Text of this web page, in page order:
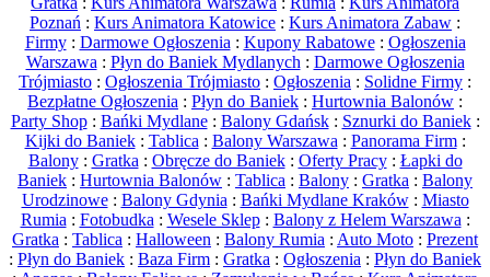
Poznań : Kurs Animatora Katowice : Kurs Animatora Zabaw :
Firmy: Darmowe Ogłoszenia : Kupony Rabatowe: Ogłoszenia
Warszawa : Płyn do Baniek Mydlanych : Darmowe Ogłoszenia
Trójmiasto : Ogłoszenia Trójmiasto : Ogłoszenia : Solidne Firmy :
Bezpłatne Ogłoszenia : Płyn do Baniek : Hurtownia Balonów :
Party Shop: Bańki Mydlane: Balony Gdańsk: Sznurki do Baniek:
Kijki do Baniek: Tablica : Balony Warszawa : Panorama Firm:
Balony: Gratka : Obręcze do Baniek: Oferty Pracy: Łapki do
Baniek : Hurtownia Balonów : Tablica : Balony : Gratka : Balony
Urodzinowe: Balony Gdynia : Bańki Mydlane Kraków: Miasto
Rumia : Fotobudka : Wesele Sklep: Balony z Helem Warszawa :
Gratka : Tablica : Halloween : Balony Rumia : Auto Moto : Prezent
: Płyn do Baniek : Baza Firm : Gratka : Ogłoszenia : Płyn do Baniek